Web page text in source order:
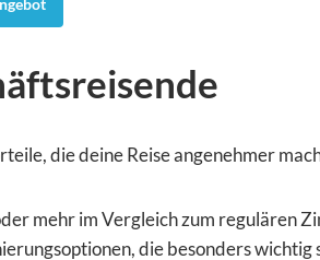
die deine Reise angenehmer
mehr im Vergleich zum regulären
die besonders wichtig